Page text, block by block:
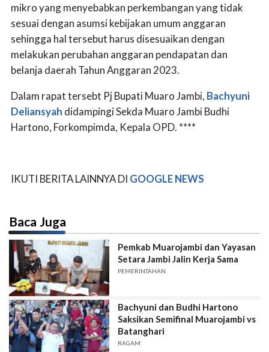
mikro yang menyebabkan perkembangan yang tidak
sesuai dengan asumsi kebijakan umum anggaran
sehingga hal tersebut harus disesuaikan dengan
melakukan perubahan anggaran pendapatan dan
belanja daerah Tahun Anggaran 2023.
Dalam rapat tersebt Pj Bupati Muaro Jambi, Bachyuni
Deliansyah didampingi Sekda Muaro Jambi Budhi
Hartono, Forkompimda, Kepala OPD. ****
IKUTI BERITA LAINNYA DI GOOGLE NEWS
Baca Juga
Pemkab Muarojambi dan Yayasan
Setara Jambi Jalin Kerja Sama
PEMERINTAHAN
Bachyuni dan Budhi Hartono
Saksikan Semifinal Muarojambi vs
Batanghari
RAGAM